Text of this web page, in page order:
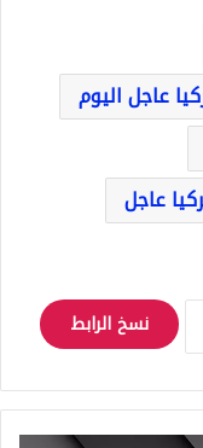
عاجل اليوم
عاجل
نسخ الرابط